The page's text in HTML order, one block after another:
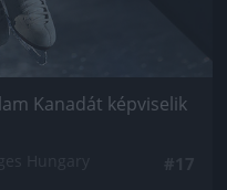
Kanadát képviselik